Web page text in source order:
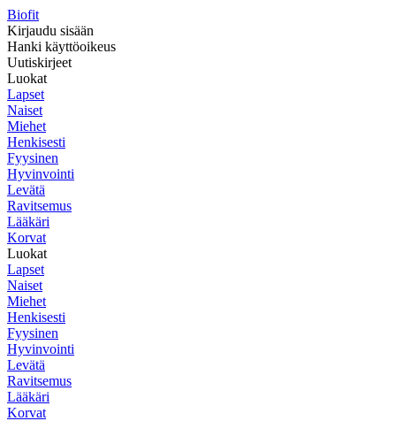
Biofit
Kirjaudu sisään
Hanki käyttöoikeus
Uutiskirjeet
Luokat
Lapset
Naiset
Miehet
Henkisesti
Fyysinen
Hyvinvointi
Levätä
Ravitsemus
Lääkäri
Korvat
Luokat
Lapset
Naiset
Miehet
Henkisesti
Fyysinen
Hyvinvointi
Levätä
Ravitsemus
Lääkäri
Korvat